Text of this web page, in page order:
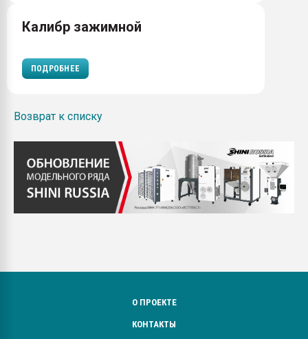
Калибр зажимной
ПОДРОБНЕЕ
Возврат к списку
О ПРОЕКТЕ
КОНТАКТЫ